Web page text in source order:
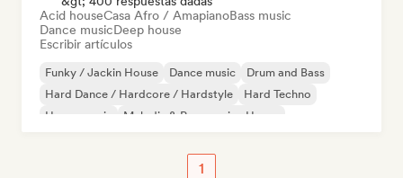
Acid houseCasa Afro / AmapianoBass music
Dance musicDeep house
Escribir artículos
Funky / Jackin House Dance music
Drum and Bass
Hard Dance / Hardcore / Hardstyle
Hard Techno
House music
Melodic & Progressive House
1